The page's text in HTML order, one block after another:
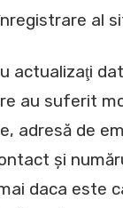
al
actualizaţi
au suferit
adresă de
și
daca este